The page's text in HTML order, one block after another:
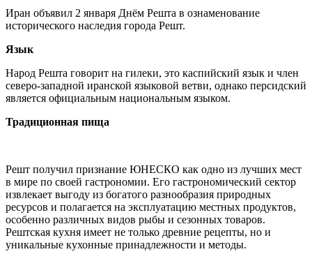
Иран объявил 2 января Днём Решта в ознаменование
исторического наследия города Решт.
Язык
Народ Решта говорит на гилеки, это каспийский язык и член
северо-западной иранской языковой ветви, однако персидский
является официальным национальным языком.
Традиционная пища
Решт получил признание ЮНЕСКО как одно из лучших мест
в мире по своей гастрономии. Его гастрономический сектор
извлекает выгоду из богатого разнообразия природных
ресурсов и полагается на эксплуатацию местных продуктов,
особенно различных видов рыбы и сезонных товаров.
Рештская кухня имеет не только древние рецепты, но и
уникальные кухонные принадлежности и методы.